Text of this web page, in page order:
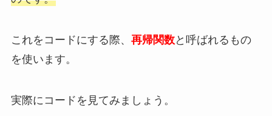
これをコードにする際、 再帰関数と呼ばれるもの
を使います。
実際にコードを見てみましょう。